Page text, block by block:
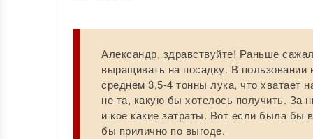
Александр, здравствуйте! Раньше
выращивать на посадку. В
среднем 3,5-4 тонны лука, что хватает
не та, какую бы хотелось получить. За
и кое какие затраты. Вот если была бы
бы прилично по выгоде.